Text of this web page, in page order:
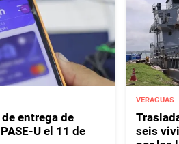
entrega de
U el 11 de
VERAGUAS
seis